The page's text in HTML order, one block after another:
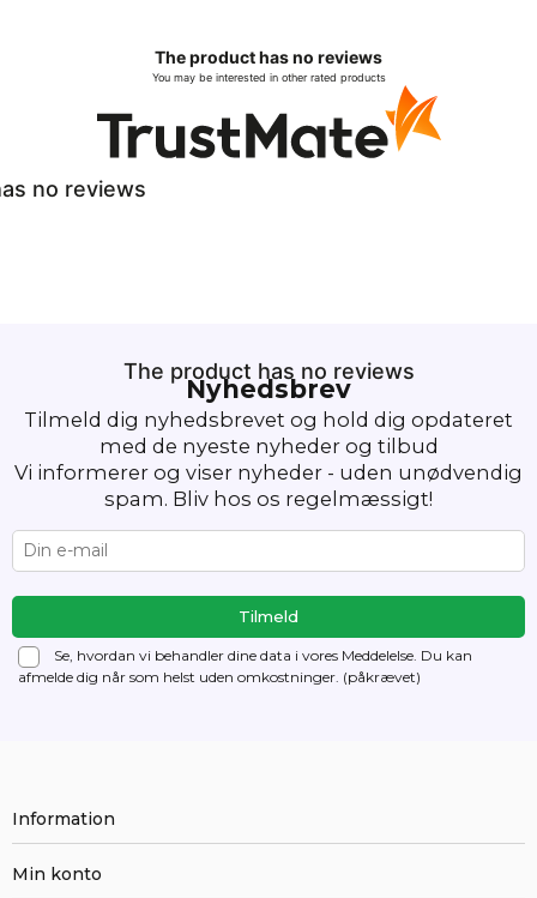
The product has no reviews
You may be interested in other rated products
no reviews
The product has no reviews
Nyhedsbrev
Tilmeld dig nyhedsbrevet og hold dig opdateret
med de nyeste nyheder og tilbud
Vi informerer og viser nyheder - uden unødvendig
spam. Bliv hos os regelmæssigt!
Se, hvordan vi behandler dine data i vores Meddelelse. Du kan
afmelde dig når som helst uden omkostninger. (påkrævet)
Information
Min konto